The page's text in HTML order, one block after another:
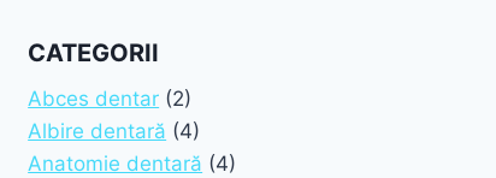
CATEGORII
Abces dentar (2)
Albire dentară (4)
Anatomie dentară (4)